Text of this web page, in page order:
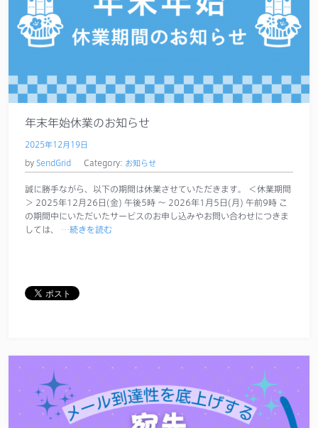
年末年始休業のお知らせ
2025年12月19日
by SendGrid Category: お知らせ
誠に勝手ながら、以下の期間は休業させていただきます。 ＜休業期間
＞ 2025年12月26日(金) 午後5時 ～ 2026年1月5日(月) 午前9時 こ
の期間中にいただいたサービスのお申し込みやお問い合わせにつきま
しては、 …続きを読む